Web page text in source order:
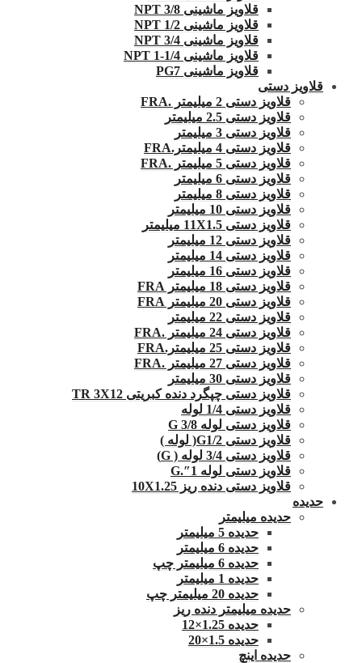
قلاویز ماشینی 3/8 NPT
قلاویز ماشینی 1/2 NPT
قلاویز ماشینی 3/4 NPT
قلاویز ماشینی 1/4-1 NPT
قلاویز ماشینی PG7
قلاویز دستی
قلاویز دستی 2 میلیمتر .FRA
قلاویز دستی 2.5 میلیمتر
قلاویز دستی 3 میلیمتر
قلاویز دستی 4 میلیمتر.FRA
قلاویز دستی 5 میلیمتر .FRA
قلاویز دستی 6 میلیمتر
قلاویز دستی 8 میلیمتر
قلاویز دستی 10 میلیمتر
قلاویز دستی 11X1.5 میلیمتر
قلاویز دستی 12 میلیمتر
قلاویز دستی 14 میلیمتر
قلاویز دستی 16 میلیمتر
قلاویز دستی 18 میلیمتر FRA
قلاویز دستی 20 میلیمتر FRA
قلاویز دستی 22 میلیمتر
قلاویز دستی 24 میلیمتر .FRA
قلاویز دستی 25 میلیمتر.FRA
قلاویز دستی 27 میلیمتر .FRA
قلاویز دستی 30 میلیمتر
قلاویز دستی چپگرد دنده کبریتی TR 3X12
قلاویز دستی 1/4 لوله
قلاویز دستی لوله G 3/8
قلاویز دستی G1/2( لوله )
قلاویز دستی 3/4 لوله ( G)
قلاویز دستی لوله 1″.G
قلاویز دستی دنده ریز 10X1.25
حدیده
حدیده میلیمتر
حدیده 5 میلیمتر
حدیده 6 میلیمتر
حدیده 6 میلیمتر چپ
حدیده 1 میلیمتر
حدیده 20 میلیمتر چپ
حدیده میلیمتر دنده ریز
حدیده 1.25×12
حدیده 1.5×20
حدیده اینچ